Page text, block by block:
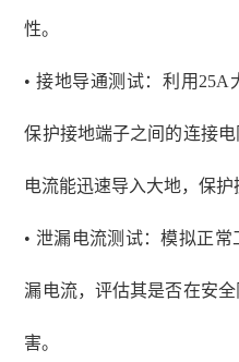
性。
• 接地导通测试：利用
保护接地端子之间的连接
电流能迅速导入大地，保护
• 泄漏电流测试：模拟正
漏电流，评估其是否在安
害。